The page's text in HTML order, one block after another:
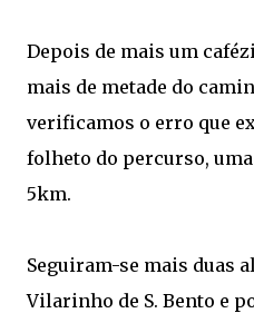
Depois de mais um
mais de metade do
verificamos o erro que
folheto do percurso,
5km.
Seguiram-se mais duas
Vilarinho de S. Bento e